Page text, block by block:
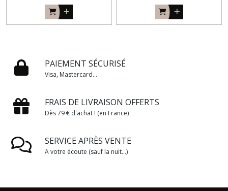
PAIEMENT SÉCURISÉ
Visa, Mastercard...
FRAIS DE LIVRAISON OFFERTS
Dès 79 € d'achat ! (en France)
SERVICE APRÈS VENTE
A votre écoute (sauf la nuit...)